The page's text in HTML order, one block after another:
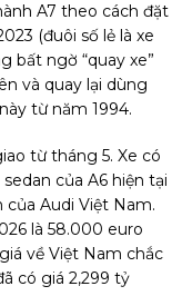
A7 theo cách đặt
(đuôi số lẻ là xe
bất ngờ “quay xe”
và quay lại dùng
từ năm 1994.
từ tháng 5. Xe có
của A6 hiện tại
Audi Việt Nam.
là 58.000 euro
về Việt Nam chắc
có giá 2,299 tỷ